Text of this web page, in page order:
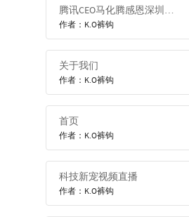
腾讯CEO马化腾感恩深圳感恩改革开放
作者：K.O裤钩
关于我们
作者：K.O裤钩
首页
作者：K.O裤钩
科技新宠视频直播
作者：K.O裤钩